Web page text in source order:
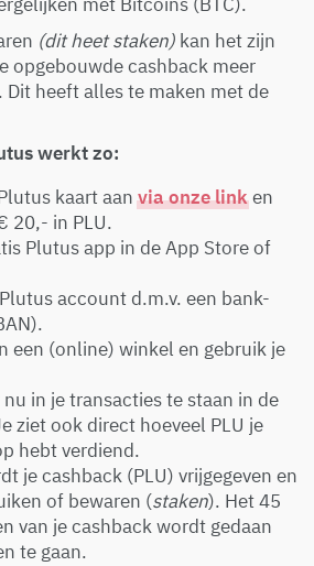
(dit heet staken) kan het zijn
opgebouwde cashback meer
Dit heeft alles te maken met de
werkt zo:
kaart aanvia onze linken
20,- in PLU.
Plutus app in de App Store of
account d.m.v. een bank-
een (online) winkel en gebruik je
in je transacties te staan in de
ziet ook direct hoeveel PLU je
hebt verdiend.
je cashback (PLU) vrijgegeven en
of bewaren (staken). Het 45
van je cashback wordt gedaan
te gaan.